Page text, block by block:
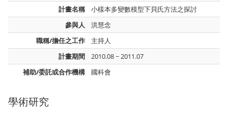
學術研究
計畫名稱
小樣本多變數模型下貝氏方法之探討
參與人
洪慧念
職稱/擔任之工作
主持人
計畫期間
2010.08 ~ 2011.07
補助/委託或合作機構
國科會